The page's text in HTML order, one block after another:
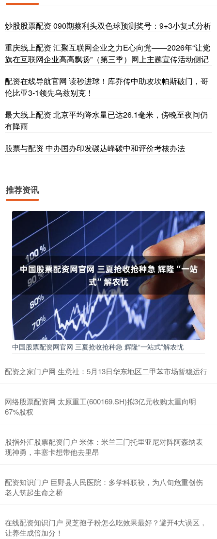
炒股股票配资 090期蔡利头双色球预测奖号：9+3小复式分析
重庆线上配资 汇聚互联网企业之力E心向党——2026年“让党
旗在互联网企业高高飘扬”（第三季）网上主题宣传活动侧记
配资在线导航官网 读秒进球！库乔传中助攻坎帕斯破门，哥
伦比亚3-1领先乌兹别克！
最大线上配资 北京平均降水量已达26.1毫米，傍晚至夜间仍
有降雨
股票与配资 中办国办印发碳达峰碳中和评价考核办法
推荐资讯
中国股票配资网官网 三夏抢收抢种急 辉隆“一站式”解农忧
配资之家门户网 生意社：5月13日华东地区二甲苯市场暂稳运行
网络股票配资网 太原重工(600169.SH)拟3亿元收购太重向明
67%股权
股指外汇股票配资门户 米体：米兰三门托里亚尼对阵阿森纳表
现神勇，丰塞卡想带他去里昂
配资知识门户 巨野县人民医院：多学科联袂，为八旬危重创伤
老人筑起生命之桥
在线配资知识门户 灵芝孢子粉怎么吃效果最好？避开4大误区，
让养生成倍加分！